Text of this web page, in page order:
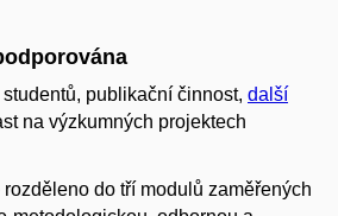
publikační činnost, další
na výzkumných projektech
do tří modulů zaměřených